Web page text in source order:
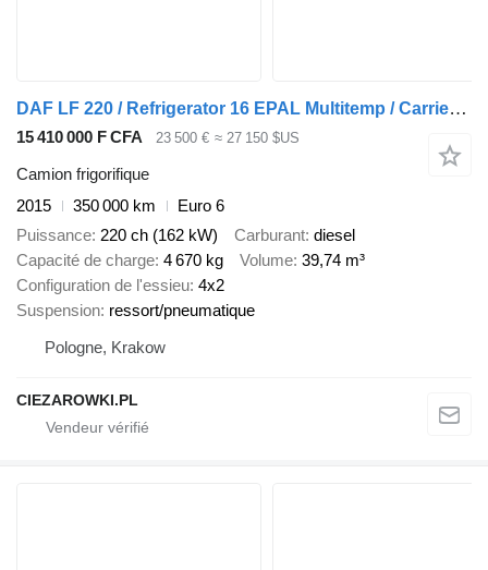
DAF LF 220 / Refrigerator 16 EPAL Multitemp / Carrier Supra 1150 MT
15 410 000 F CFA 23 500 € ≈ 27 150 $US
Camion frigorifique
2015
350 000 km
Euro 6
Puissance 220 ch (162 kW) Carburant diesel
Capacité de charge 4 670 kg Volume 39,74 m³
Configuration de l'essieu 4x2
Suspension ressort/pneumatique
Pologne, Krakow
CIEZAROWKI.PL